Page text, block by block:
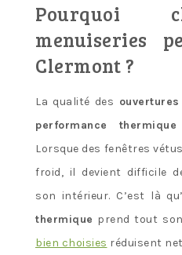
Pourquoi
menuiseries
Clermont ?
La qualité des ouvertures
performance thermique
Lorsque des fenêtres
froid, il devient difficile
son intérieur. C’est là
thermique prend tout
bien choisies réduisent